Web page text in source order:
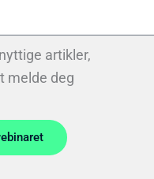
artikler,
melde deg